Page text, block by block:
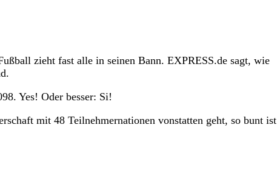
zieht fast alle in seinen Bann. EXPRESS.de sagt, wie
Yes! Oder besser: Si!
mit 48 Teilnehmernationen vonstatten geht, so bunt ist